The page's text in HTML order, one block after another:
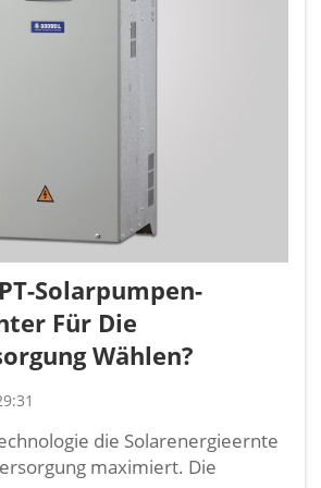
Solarpumpen-
Für Die
Wählen?
die Solarenergieernte
maximiert. Die